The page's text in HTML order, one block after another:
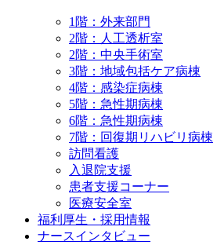
1階：外来部門
2階：人工透析室
2階：中央手術室
3階：地域包括ケア病棟
4階：感染症病棟
5階：急性期病棟
6階：急性期病棟
7階：回復期リハビリ病棟
訪問看護
入退院支援
患者支援コーナー
医療安全室
福利厚生・採用情報
ナースインタビュー